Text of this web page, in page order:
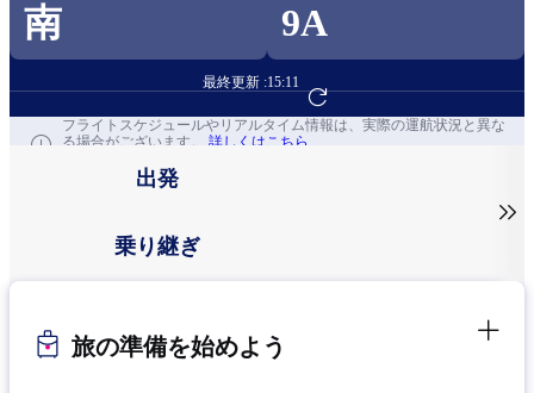
南 9A
最終更新 :15:11
フライト予約へ
フライトスケジュールやリアルタイム情報は、実際の運航状況と異な
る場合がございます。 詳しくはこちら
出発
乗り継ぎ

旅の準備を始めよう